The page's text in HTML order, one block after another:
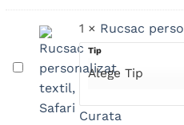
Rucsac
personalizat
textil,
1 × Rucsac
Tip
Curata